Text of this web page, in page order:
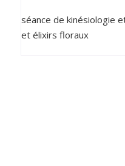
séance de kinésiologie
et élixirs floraux